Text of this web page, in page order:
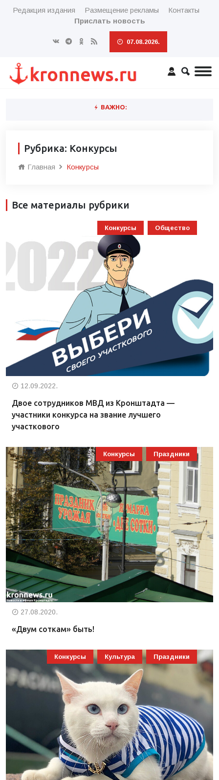
Редакция издания Размещение рекламы
Контакты
Прислать новость
07.08.2026.
ВАЖНО:
Рубрика: Конкурсы
Главная Конкурсы
Все материалы рубрики
Конкурсы Общество
12.09.2022.
Двое сотрудников МВД из Кронштадта —
участники конкурса на звание лучшего
участкового
Конкурсы Праздники
27.08.2020.
«Двум соткам» быть!
Конкурсы Культура Праздники